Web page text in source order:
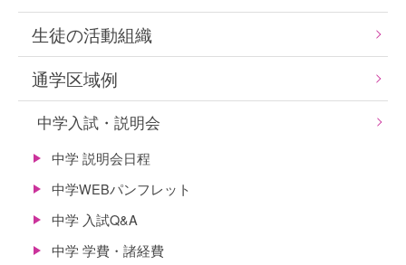
生徒の活動組織
通学区域例
中学入試・説明会
中学 説明会日程
中学WEBパンフレット
中学 入試Q&A
中学 学費・諸経費